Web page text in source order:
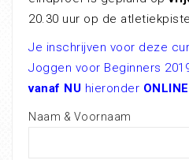
20.30 uur op de
Je inschrijven voor deze
Joggen voor Beginners
vanaf NU hieronder
Naam & Voornaam